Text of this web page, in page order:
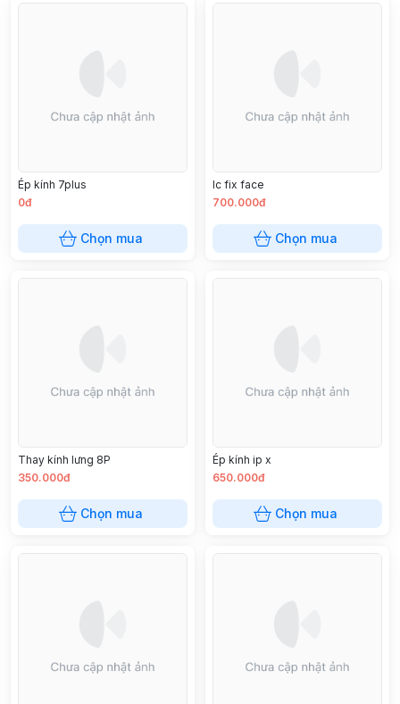
Ép kính 7plus
0đ
Chọn mua
Ic fix face
700.000đ
Chọn mua
Thay kính lưng 8P
350.000đ
Chọn mua
Ép kính ip x
650.000đ
Chọn mua